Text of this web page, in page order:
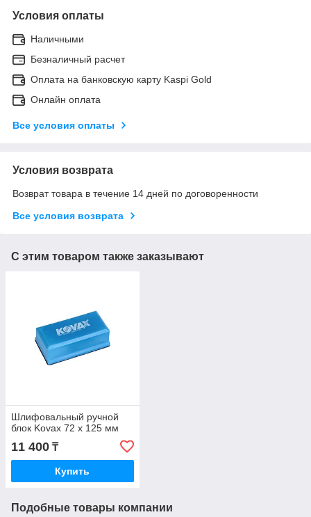
Условия оплаты
Наличными
Безналичный расчет
Оплата на банковскую карту Kaspi Gold
Онлайн оплата
Все условия оплаты
Условия возврата
Возврат товара в течение 14 дней по договоренности
Все условия возврата
С этим товаром также заказывают
Шлифовальный ручной
блок Kovax 72 x 125 мм
11 400 ₸
Купить
Подобные товары компании